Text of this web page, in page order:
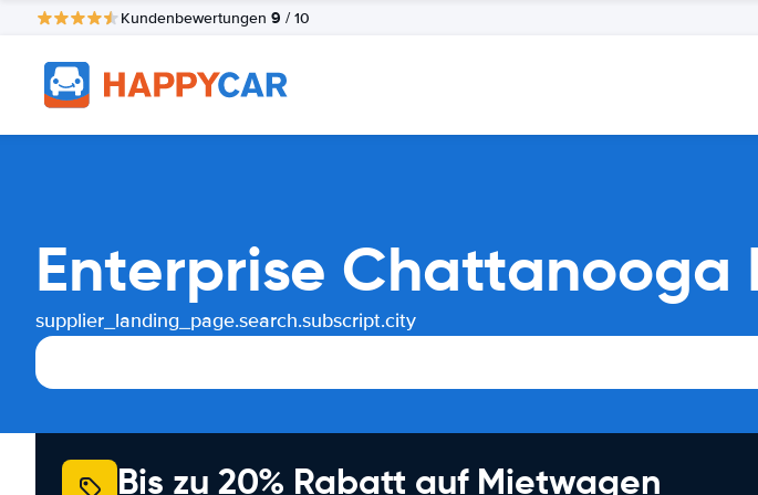
Kundenbewertungen 9 / 10
Enterprise
supplier_landing_page.search.subscript.city
Bis zu 20% Rabatt auf Mietwagen